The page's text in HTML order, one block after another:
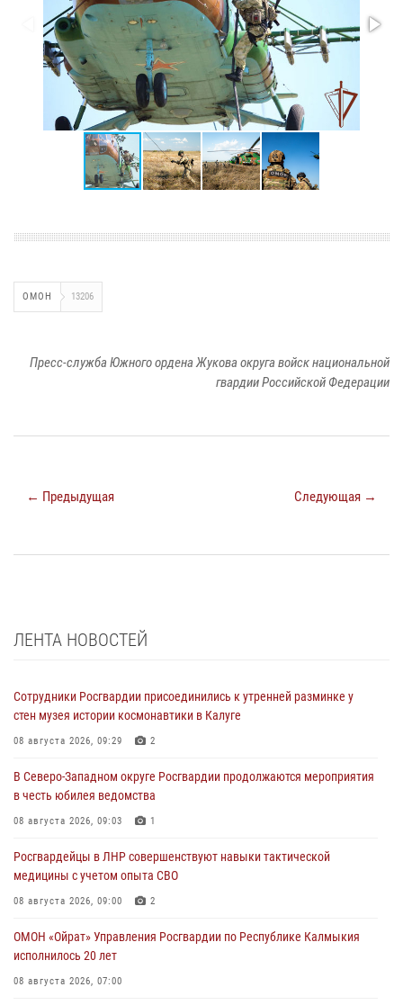
ОМОН 13206
Пресс-служба Южного ордена Жукова округа войск национальной
гвардии Российской Федерации
← Предыдущая Следующая →
ЛЕНТА НОВОСТЕЙ
Сотрудники Росгвардии присоединились к утренней разминке у
стен музея истории космонавтики в Калуге
08 августа 2026, 09:29 2
В Северо-Западном округе Росгвардии продолжаются мероприятия
в честь юбилея ведомства
08 августа 2026, 09:03 1
Росгвардейцы в ЛНР совершенствуют навыки тактической
медицины с учетом опыта СВО
08 августа 2026, 09:00 2
ОМОН «Ойрат» Управления Росгвардии по Республике Калмыкия
исполнилось 20 лет
08 августа 2026, 07:00